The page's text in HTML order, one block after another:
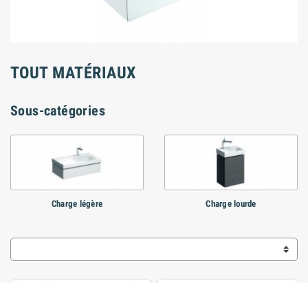
TOUT MATÉRIAUX
Sous-catégories
Charge légère Charge lourde